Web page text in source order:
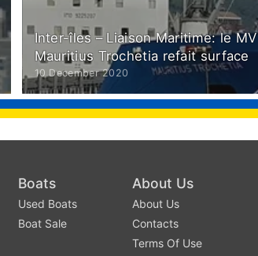
Inter-îles – Liaison Maritime: le MV
Mauritius Trochetia refait surface
10 December 2020
Boats
Used Boats
Boat Sale
About Us
About Us
Contacts
Terms Of Use